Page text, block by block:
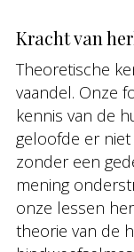
Kracht van
Theoretische
vaandel. Onze
kennis van de
geloofde er
zonder een
mening
onze lessen
theorie van de